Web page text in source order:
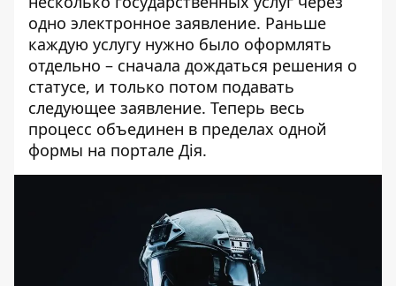
одно электронное заявление. Раньше
каждую услугу нужно было оформлять
отдельно – сначала дождаться решения о
статусе, и только потом подавать
следующее заявление. Теперь весь
процесс объединен в пределах одной
формы на портале Дія.